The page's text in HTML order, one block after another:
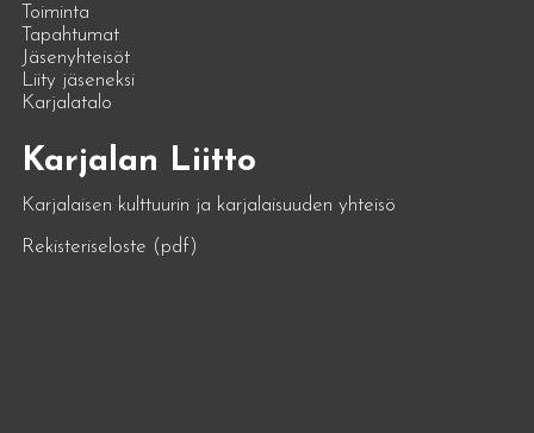
Toiminta
Tapahtumat
Jäsenyhteisöt
Liity jäseneksi
Karjalatalo
Karjalan Liitto
Karjalaisen kulttuurin ja karjalaisuuden yhteisö
Rekisteriseloste (pdf)